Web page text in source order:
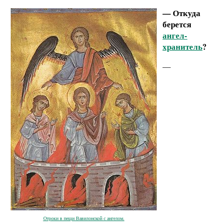
Отроки в пещи Вавилонской с ангелом.
— Откуда
берется
ангел-
хранитель?
—